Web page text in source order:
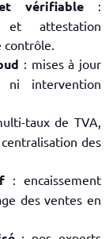
vérifiable :
et attestation
contrôle.
: mises à jour
ni intervention
taux de TVA,
des
: encaissement
des ventes en